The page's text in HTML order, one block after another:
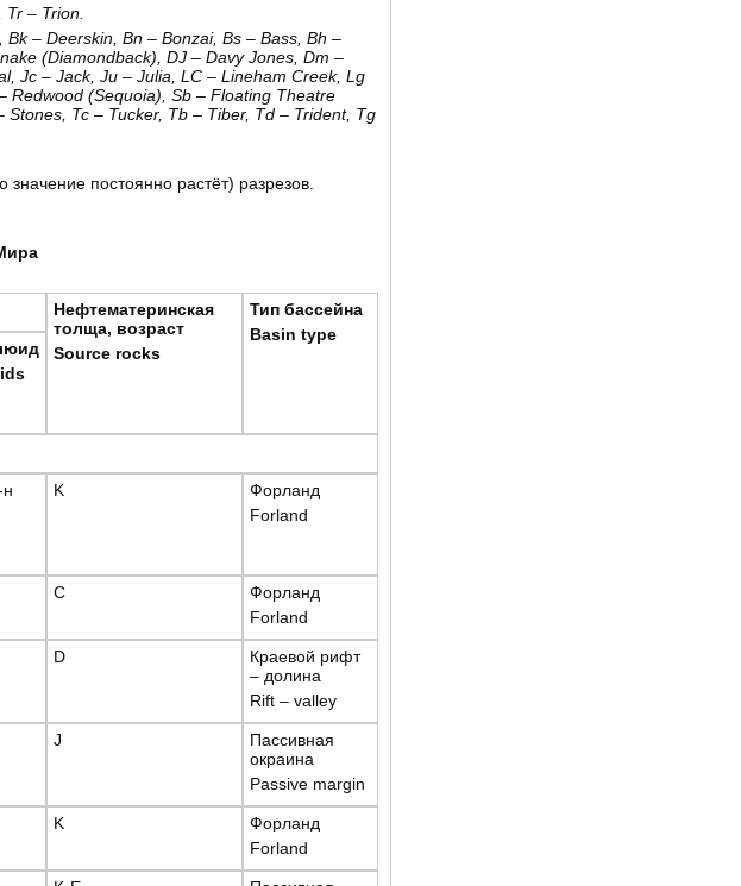
– Trion.
– Deerskin, Bn – Bonzai, Bs – Bass, Bh –
(Diamondback), DJ – Davy Jones, Dm –
Jc – Jack, Ju – Julia, LC – Lineham Creek, Lg
Redwood (Sequoia), Sb – Floating Theatre
Tc – Tucker, Tb – Tiber, Td – Trident, Tg
постоянно растёт) разрезов.
Нефтематеринская
толща, возраст
Source rocks
Тип бассейна
Basin type
н K
Форланд
Forland
C
Форланд
Forland
D
Краевой рифт
– долина
Rift – valley
J
Пассивная
окраина
Passive margin
K
Форланд
Forland